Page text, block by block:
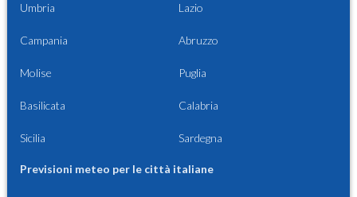
Umbria Lazio
Campania Abruzzo
Molise Puglia
Basilicata Calabria
Sicilia Sardegna
Previsioni meteo per le città italiane